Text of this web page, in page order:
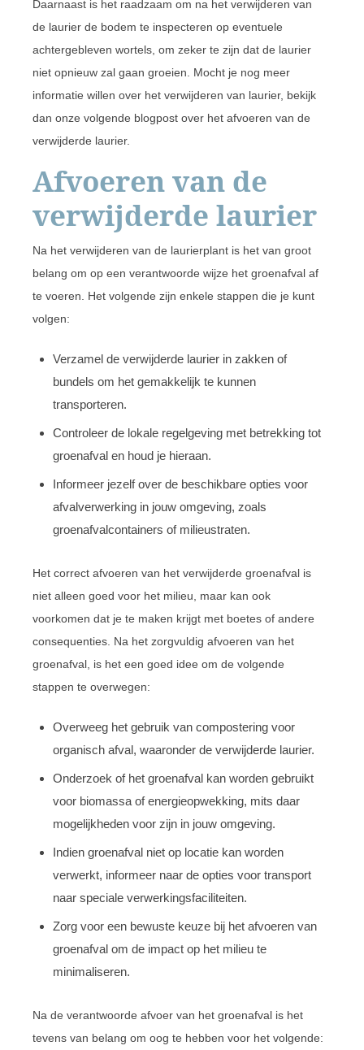
Daarnaast is het raadzaam om na het verwijderen van
de laurier de bodem te inspecteren op eventuele
achtergebleven wortels, om zeker te zijn dat de laurier
niet opnieuw zal gaan groeien. Mocht je nog meer
informatie willen over het verwijderen van laurier, bekijk
dan onze volgende blogpost over het afvoeren van de
verwijderde laurier.
Afvoeren van de
verwijderde laurier
Na het verwijderen van de laurierplant is het van groot
belang om op een verantwoorde wijze het groenafval af
te voeren. Het volgende zijn enkele stappen die je kunt
volgen:
Verzamel de verwijderde laurier in zakken of
bundels om het gemakkelijk te kunnen
transporteren.
Controleer de lokale regelgeving met betrekking tot
groenafval en houd je hieraan.
Informeer jezelf over de beschikbare opties voor
afvalverwerking in jouw omgeving, zoals
groenafvalcontainers of milieustraten.
Het correct afvoeren van het verwijderde groenafval is
niet alleen goed voor het milieu, maar kan ook
voorkomen dat je te maken krijgt met boetes of andere
consequenties. Na het zorgvuldig afvoeren van het
groenafval, is het een goed idee om de volgende
stappen te overwegen:
Overweeg het gebruik van compostering voor
organisch afval, waaronder de verwijderde laurier.
Onderzoek of het groenafval kan worden gebruikt
voor biomassa of energieopwekking, mits daar
mogelijkheden voor zijn in jouw omgeving.
Indien groenafval niet op locatie kan worden
verwerkt, informeer naar de opties voor transport
naar speciale verwerkingsfaciliteiten.
Zorg voor een bewuste keuze bij het afvoeren van
groenafval om de impact op het milieu te
minimaliseren.
Na de verantwoorde afvoer van het groenafval is het
tevens van belang om oog te hebben voor het volgende: